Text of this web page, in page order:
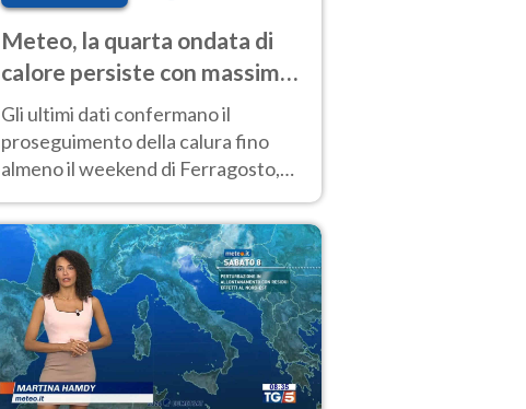
Meteo, la quarta ondata di
calore persiste con massime
sempre molto elevate
Gli ultimi dati confermano il
proseguimento della calura fino
almeno il weekend di Ferragosto,
intensificazione prossima
settimana